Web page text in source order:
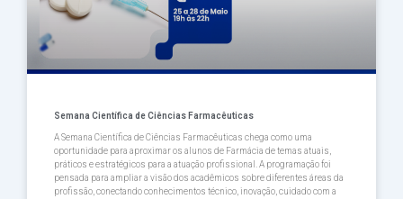
Semana Científica de Ciências Farmacêuticas
A Semana Científica de Ciências Farmacêuticas chega como uma
oportunidade para aproximar os alunos de Farmácia de temas atuais,
práticos e estratégicos para a atuação profissional. A programação foi
pensada para ampliar a visão dos acadêmicos sobre diferentes áreas da
profissão, conectando conhecimentos técnico, inovação, cuidado com a